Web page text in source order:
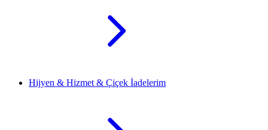
Hijyen & Hizmet & Çiçek İadelerim